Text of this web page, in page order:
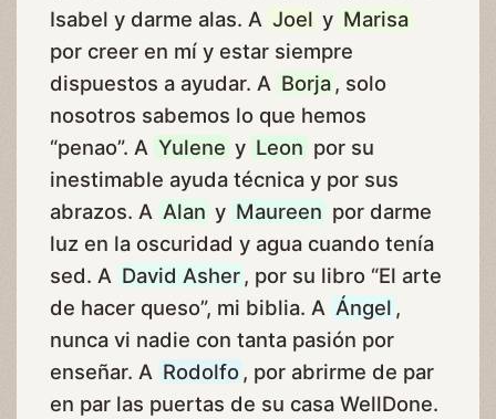
Isabel y darme alas. A Joel y Marisa
por creer en mí y estar siempre
dispuestos a ayudar. A Borja , solo
nosotros sabemos lo que hemos
“penao”. A Yulene y Leon por su
inestimable ayuda técnica y por sus
abrazos. A Alan y Maureen por darme
luz en la oscuridad y agua cuando tenía
sed. A David Asher , por su libro “El arte
de hacer queso”, mi biblia. A Ángel ,
nunca vi nadie con tanta pasión por
enseñar. A Rodolfo , por abrirme de par
en par las puertas de su casa WellDone.